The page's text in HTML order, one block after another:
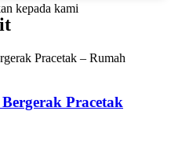
kepada kami
Pracetak